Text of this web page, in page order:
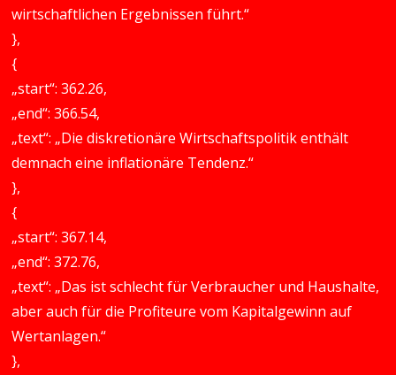
wirtschaftlichen Ergebnissen führt.“
},
{
„start“: 362.26,
„end“: 366.54,
„text“: „Die diskretionäre Wirtschaftspolitik enthält
demnach eine inflationäre Tendenz.“
},
{
„start“: 367.14,
„end“: 372.76,
„text“: „Das ist schlecht für Verbraucher und Haushalte,
aber auch für die Profiteure vom Kapitalgewinn auf
Wertanlagen.“
},